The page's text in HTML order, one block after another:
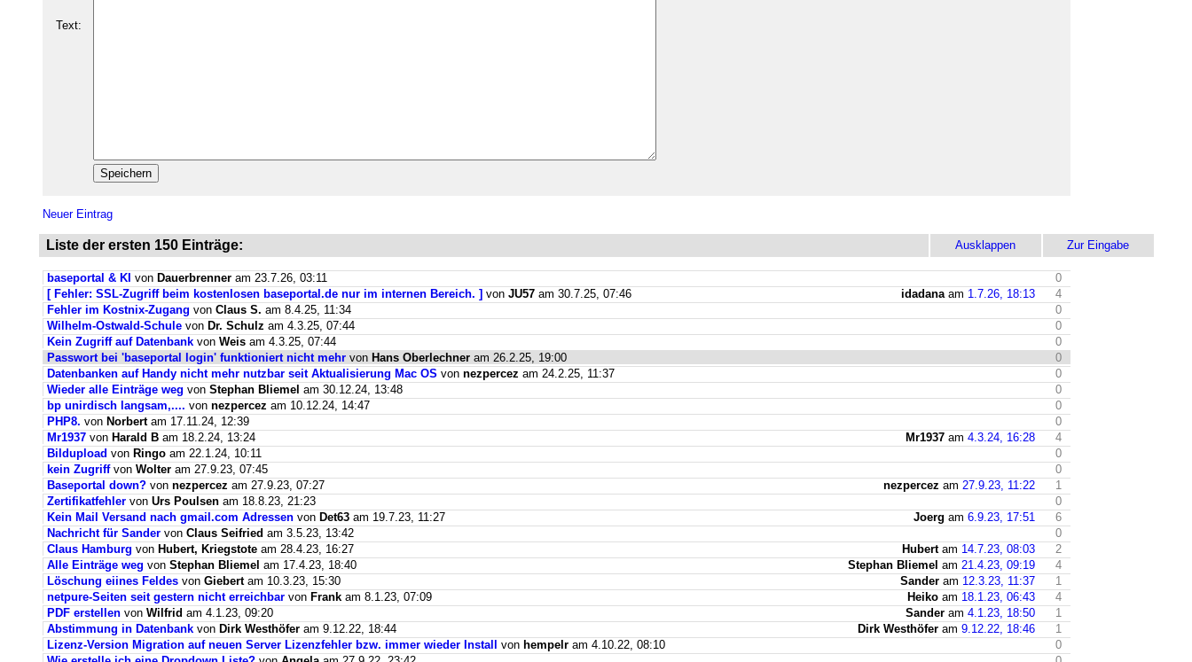
Text:
Neuer Eintrag
Liste der ersten 150 Einträge: Ausklappen Zur Eingabe
baseportal & KI von Dauerbrenner am 23.7.26, 03:11
0
[ Fehler: SSL-Zugriff beim kostenlosen baseportal.de nur im internen Bereich. ] von JU57 am 30.7.25, 07:46 idadanaam 1.7.26, 18:13
4
Fehler im Kostnix-Zugang von Claus S. am 8.4.25, 11:34
0
Wilhelm-Ostwald-Schule von Dr. Schulz am 4.3.25, 07:44
0
Kein Zugriff auf Datenbank von Weis am 4.3.25, 07:44
0
Passwort bei 'baseportal login' funktioniert nicht mehr von Hans Oberlechner am 26.2.25, 19:00
0
Datenbanken auf Handy nicht mehr nutzbar seit Aktualisierung Mac OS von nezpercez am 24.2.25, 11:37
0
Wieder alle Einträge weg von Stephan Bliemel am 30.12.24, 13:48
0
bp unirdisch langsam,.... von nezpercez am 10.12.24, 14:47
0
PHP8. von Norbertam 17.11.24, 12:39
0
Mr1937 von Harald B am 18.2.24, 13:24 Mr1937 am 4.3.24, 16:28
4
Bildupload von Ringo am 22.1.24, 10:11
0
kein Zugriffvon Wolter am 27.9.23, 07:45
0
Baseportal down? von nezpercez am 27.9.23, 07:27 nezpercez am 27.9.23, 11:22
1
Zertifikatfehler von Urs Poulsen am 18.8.23, 21:23
0
Kein Mail Versand nach gmail.com Adressen von Det63 am 19.7.23, 11:27 Joerg am 6.9.23, 17:51
6
Nachricht für Sander von Claus Seifried am 3.5.23, 13:42
0
Claus Hamburg von Hubert, Kriegstote am 28.4.23, 16:27 Hubertam 14.7.23, 08:03
2
Alle Einträge weg von Stephan Bliemel am 17.4.23, 18:40 Stephan Bliemel am 21.4.23, 09:19
4
Löschung eiines Feldes von Giebertam 10.3.23, 15:30 Sander am 12.3.23, 11:37
1
netpure-Seiten seit gestern nicht erreichbar von Frank am 8.1.23, 07:09 Heiko am 18.1.23, 06:43
4
PDF erstellen von Wilfrid am 4.1.23, 09:20 Sander am 4.1.23, 18:50
1
Abstimmung in Datenbank von Dirk Westhöfer am 9.12.22, 18:44 Dirk Westhöfer am 9.12.22, 18:46
1
Lizenz-Version Migration auf neuen Server Lizenzfehler bzw. immer wieder Install
von hempelr am 4.10.22, 08:10
0